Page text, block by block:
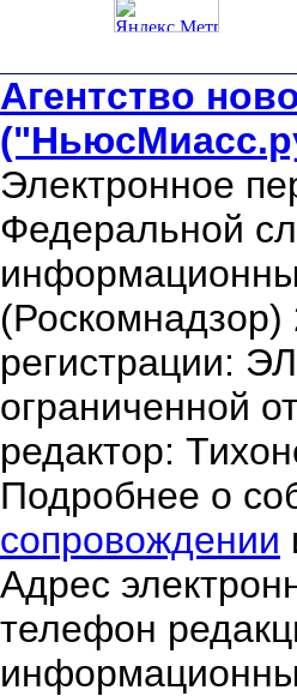
Агентство
Электронное
Федеральной
(Роскомнадзор)
регистрации:
ограниченной
редактор:
Подробнее о
сопровождении
Адрес
телефон